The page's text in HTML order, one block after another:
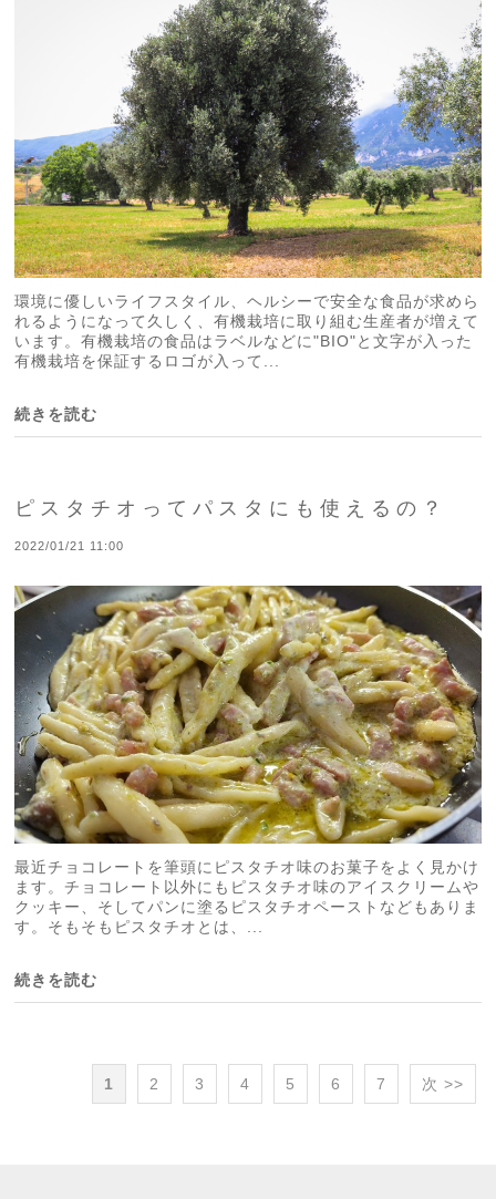
環境に優しいライフスタイル、ヘルシーで安全な食品が求めら
れるようになって久しく、有機栽培に取り組む生産者が増えて
います。有機栽培の食品はラベルなどに"BIO"と文字が入った
有機栽培を保証するロゴが入って...
続きを読む
ピスタチオってパスタにも使えるの？
2022/01/21 11:00
最近チョコレートを筆頭にピスタチオ味のお菓子をよく見かけ
ます。チョコレート以外にもピスタチオ味のアイスクリームや
クッキー、そしてパンに塗るピスタチオペーストなどもありま
す。そもそもピスタチオとは、...
続きを読む
1 2 3 4 5 6 7 次 >>